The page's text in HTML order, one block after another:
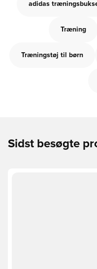
adidas
Træning
Træningstøj til børn
Sidst besøgte